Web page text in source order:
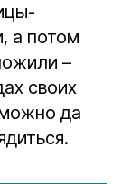
а потом
–
своих
да